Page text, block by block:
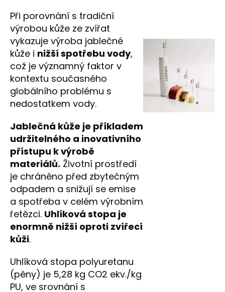
Při porovnání s tradiční
výrobou kůže ze zvířat
vykazuje výroba jablečné
kůže i nižší spotřebu vody,
což je významný faktor v
kontextu současného
globálního problému s
nedostatkem vody.
Jablečná kůže je příkladem
udržitelného a inovativního
přístupu k výrobě
materiálů. Životní prostředí
je chráněno před zbytečným
odpadem a snižují se emise
a spotřeba v celém výrobním
řetězci. Uhlíková stopa je
enormně nižší oproti zvířecí
kůži.
Uhlíková stopa polyuretanu
(pěny) je 5,28 kg CO2 ekv./kg
PU, ve srovnání s